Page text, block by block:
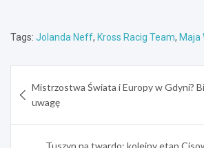
Tags: Jolanda Neff, Kross Racig Team, Maja
wpisu
Mistrzostwa Świata i Europy w Gdyni?
uwagę